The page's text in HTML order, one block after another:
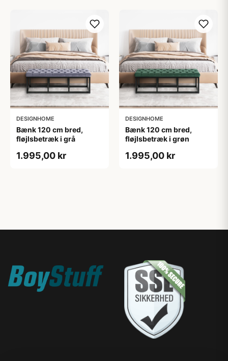
DESIGNHOME
Bænk 120 cm bred,
fløjlsbetræk i grå
1.995,00 kr
DESIGNHOME
Bænk 120 cm bred,
fløjlsbetræk i grøn
1.995,00 kr